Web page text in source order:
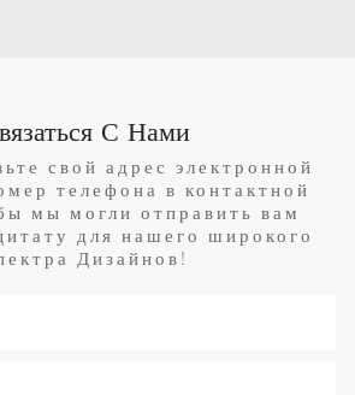
С Нами
свой адрес электронной
телефона в контактной
мы могли отправить вам
для нашего широкого
Дизайнов!